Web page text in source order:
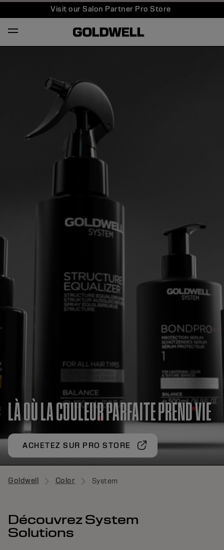
Visit our Salon Partner Pro Store
LÀ OÙ LA COULEUR PARFAITE PREND VIE
ACHETEZ SUR PRO STORE
Goldwell Color System
Découvrez System
Solutions